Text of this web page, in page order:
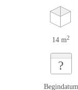
14 m2
?
Begindatum